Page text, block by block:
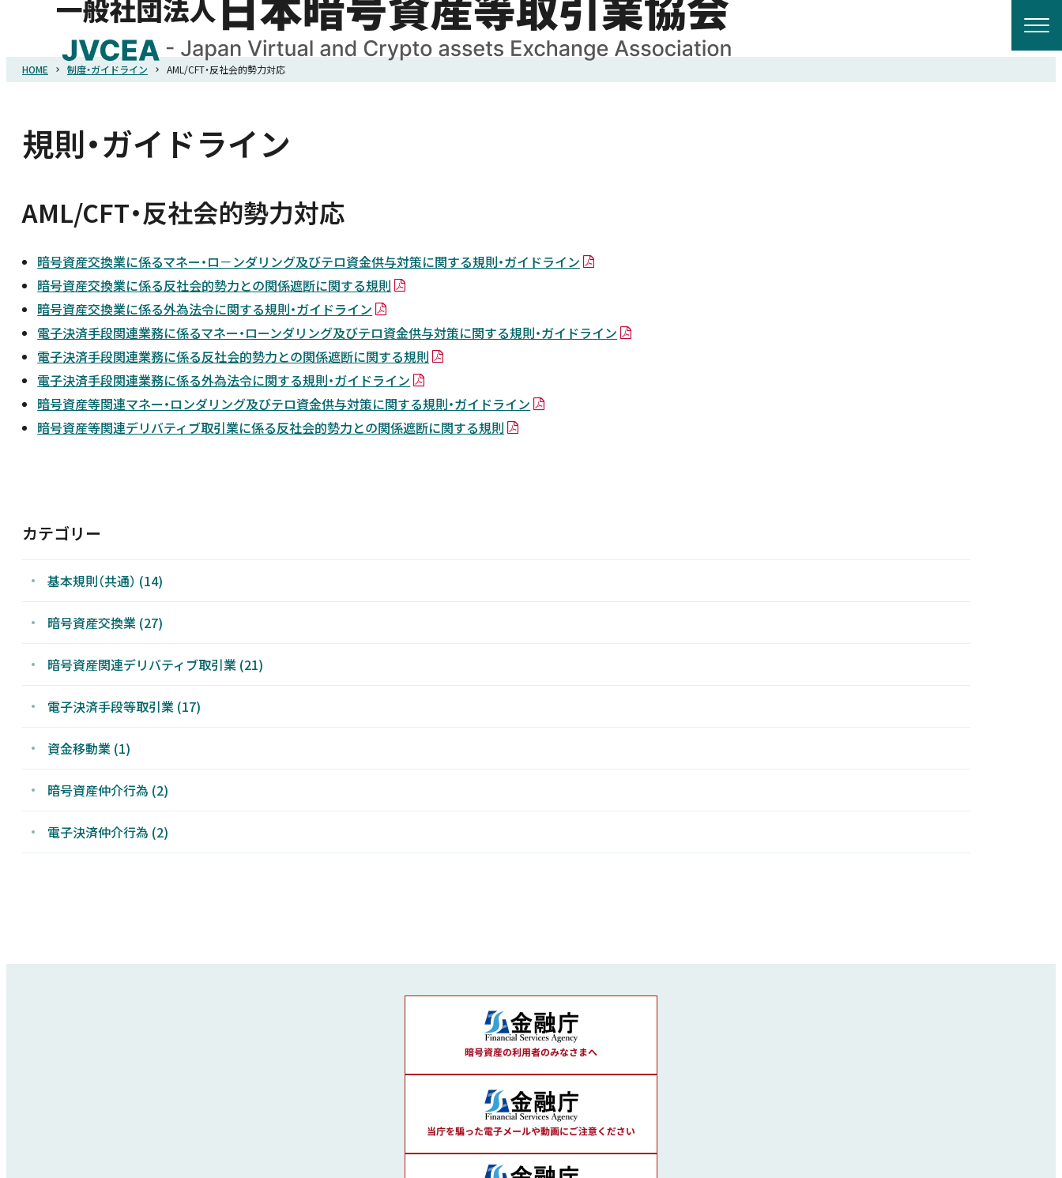
HOME
協会概要
統計調査
会員紹介
詐欺関連情報
新着情報
採用情報
HOME 制度・ガイドライン AML/CFT・反社会的勢力対応
規則・ガイドライン
AML/CFT・反社会的勢力対応
暗号資産交換業に係るマネー・ロ－ンダリング及びテロ資金供与対策に関する規則・ガイドライン
暗号資産交換業に係る反社会的勢力との関係遮断に関する規則
暗号資産交換業に係る外為法令に関する規則・ガイドライン
電子決済手段関連業務に係るマネー・ローンダリング及びテロ資金供与対策に関する規則・ガイドライン
電子決済手段関連業務に係る反社会的勢力との関係遮断に関する規則
電子決済手段関連業務に係る外為法令に関する規則・ガイドライン
暗号資産等関連マネー・ロンダリング及びテロ資金供与対策に関する規則・ガイドライン
暗号資産等関連デリバティブ取引業に係る反社会的勢力との関係遮断に関する規則
カテゴリー
基本規則（共通） (14)
暗号資産交換業 (27)
暗号資産関連デリバティブ取引業 (21)
電子決済手段等取引業 (17)
資金移動業 (1)
暗号資産仲介行為 (2)
電子決済仲介行為 (2)